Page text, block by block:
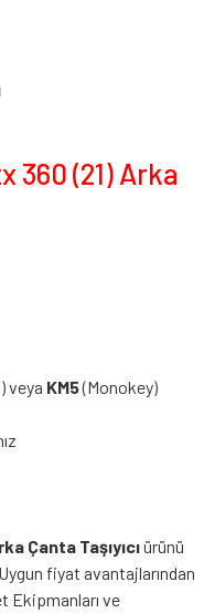
360 (21) Arka
veya KM5(Monokey)
Çanta Taşıyıcıürünü
fiyat avantajlarından
Ekipmanları ve